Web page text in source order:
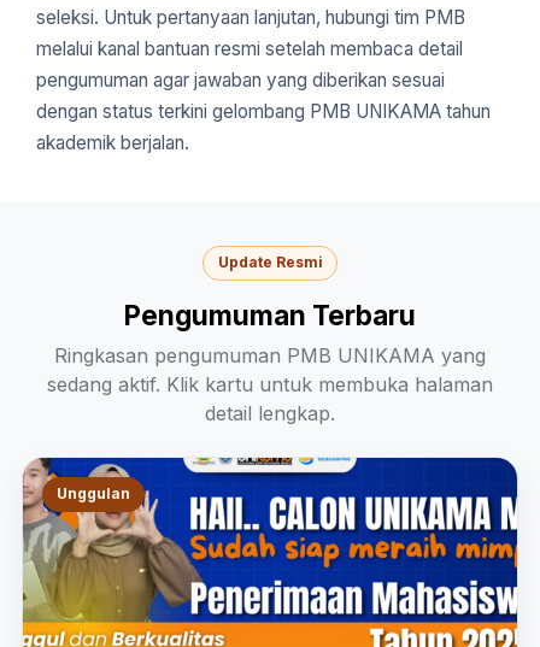
seleksi. Untuk pertanyaan lanjutan, hubungi tim PMB
melalui kanal bantuan resmi setelah membaca detail
pengumuman agar jawaban yang diberikan sesuai
dengan status terkini gelombang PMB UNIKAMA tahun
akademik berjalan.
Update Resmi
Pengumuman Terbaru
Ringkasan pengumuman PMB UNIKAMA yang
sedang aktif. Klik kartu untuk membuka halaman
detail lengkap.
Unggulan